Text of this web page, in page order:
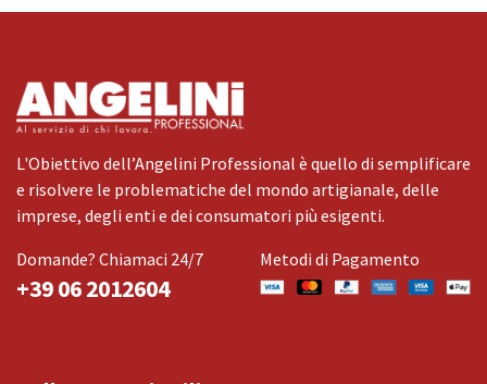
L'Obiettivo dell’Angelini Professional è quello di semplificare
e risolvere le problematiche del mondo artigianale, delle
imprese, degli enti e dei consumatori più esigenti.
Domande? Chiamaci 24/7
+39 06 2012604
Metodi di Pagamento